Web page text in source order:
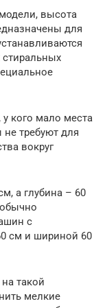
высота
для
стиральных
кого мало места
требуют для
вокруг
а глубина – 60
с
см и шириной 60
такой
мелкие